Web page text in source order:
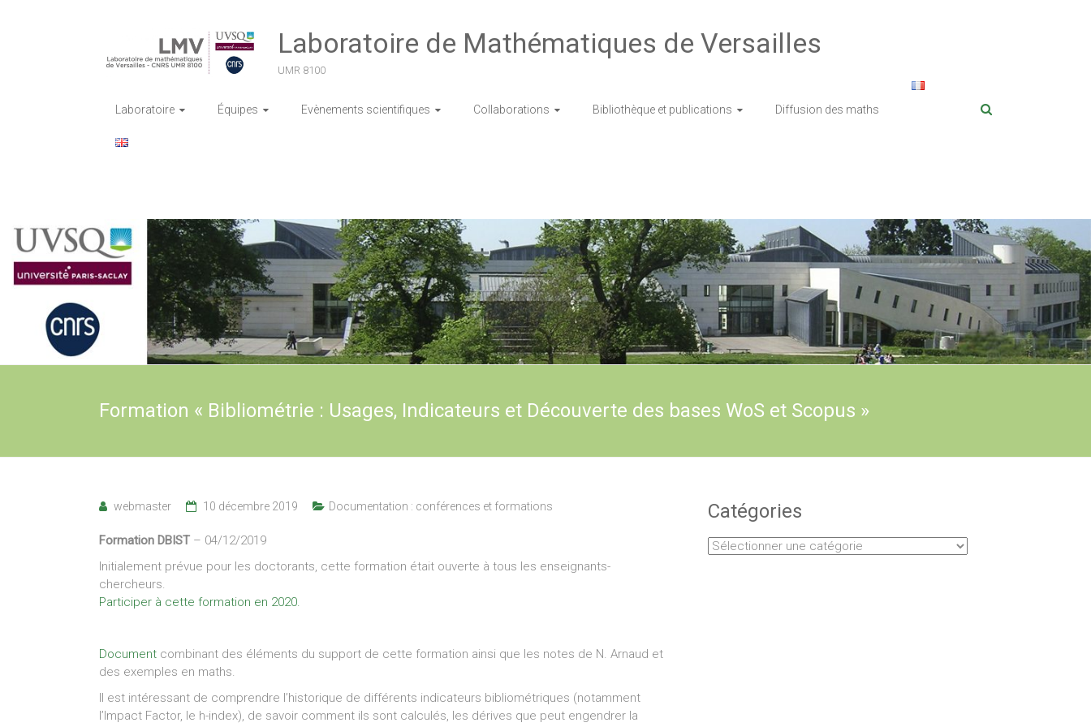
Laboratoire de Mathématiques de Versailles
UMR 8100
Laboratoire Équipes Evènements scientifiques Collaborations Bibliothèque et publications Diffusion des maths
Formation « Bibliométrie : Usages, Indicateurs et Découverte des bases WoS et Scopus »
webmaster 10 décembre 2019 Documentation : conférences et formations
Formation DBIST – 04/12/2019
Initialement prévue pour les doctorants, cette formation était ouverte à tous les enseignants-
chercheurs.
Participer à cette formation en 2020.
Document combinant des éléments du support de cette formation ainsi que les notes de N. Arnaud et
des exemples en maths.
Il est intéressant de comprendre l’historique de différents indicateurs bibliométriques (notamment
l’Impact Factor, le h-index), de savoir comment ils sont calculés, les dérives que peut engendrer la
Catégories
Catégories